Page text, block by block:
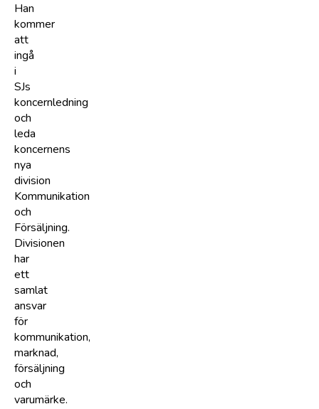
Han
kommer
att
ingå
i
SJs
koncernledning
och
leda
koncernens
nya
division
Kommunikation
och
Försäljning.
Divisionen
har
ett
samlat
ansvar
för
kommunikation,
marknad,
försäljning
och
varumärke.